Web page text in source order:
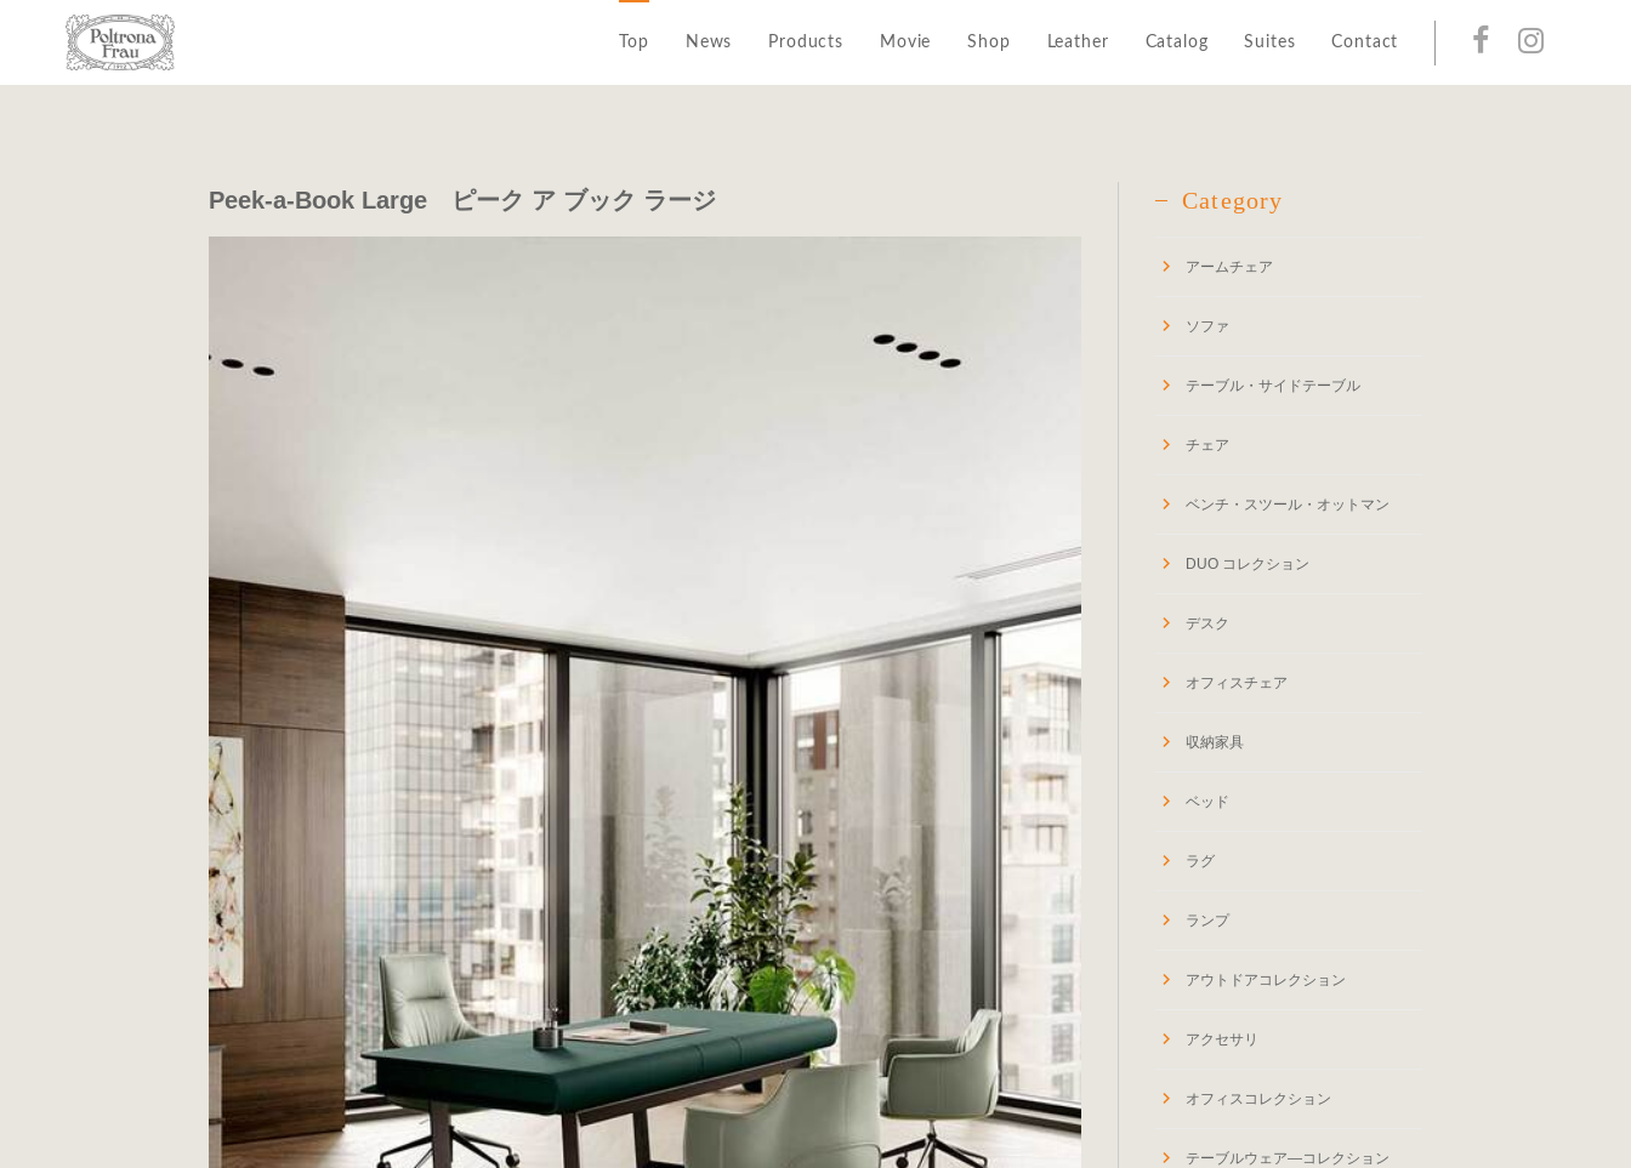
Top News Products Movie Shop Leather Catalog Suites Contact
Peek-a-Book Large ピーク ア ブック ラージ Category
アームチェア
ソファ
テーブル・サイドテーブル
チェア
ベンチ・スツール・オットマン
DUO コレクション
デスク
オフィスチェア
収納家具
ベッド
ラグ
ランプ
アウトドアコレクション
アクセサリ
オフィスコレクション
テーブルウェア―コレクション